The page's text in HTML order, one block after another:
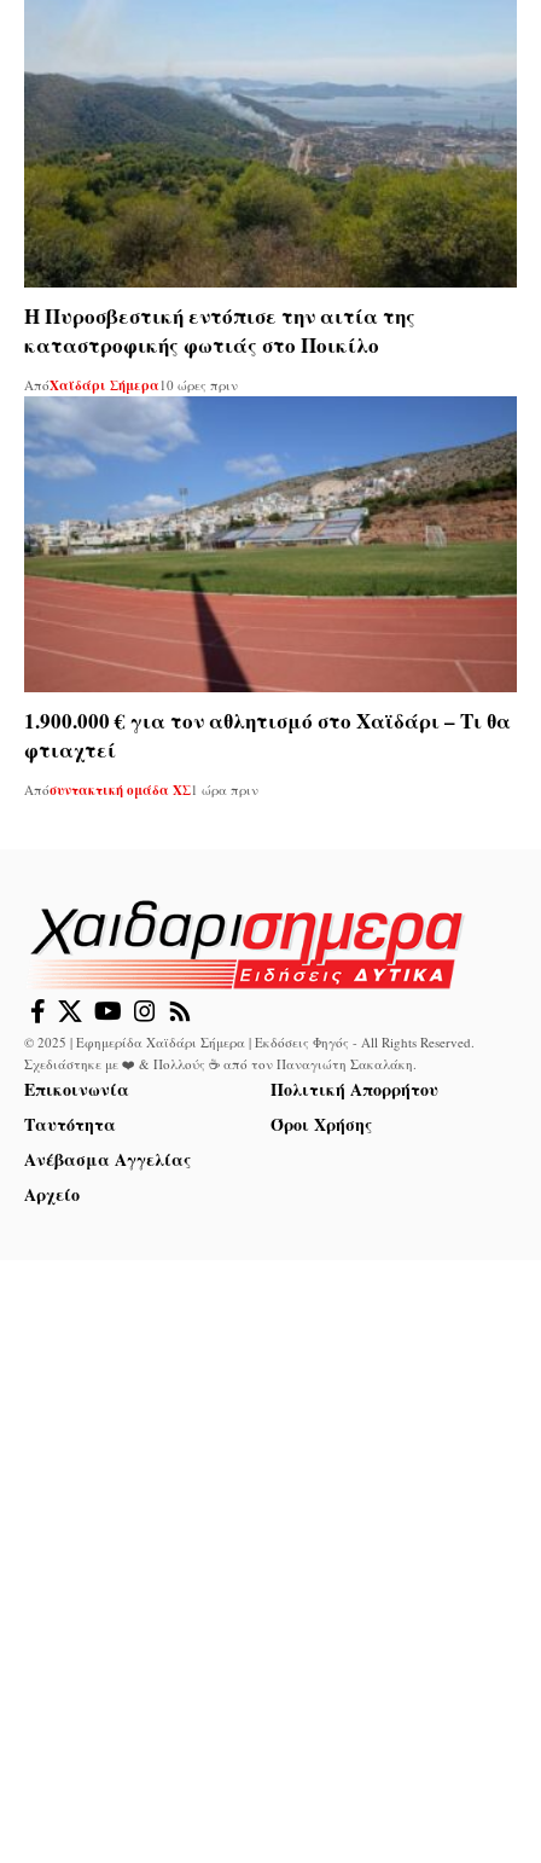
Η Πυροσβεστική εντόπισε την αιτία της
καταστροφικής φωτιάς στο Ποικίλο
ΑπόΧαϊδάρι Σήμερα10 ώρες πριν
1.900.000 € για τον αθλητισμό στο Χαϊδάρι – Τι θα
φτιαχτεί
Απόσυντακτική ομάδα ΧΣ1 ώρα πριν
© 2025 | Εφημερίδα Χαϊδάρι Σήμερα | Εκδόσεις Φηγός - All Rights Reserved.
Σχεδιάστηκε με ❤️ & Πολλούς ☕ από τον Παναγιώτη Σακαλάκη
Επικοινωνία
Ταυτότητα
Ανέβασμα Αγγελίας
Αρχείο
Πολιτική Απορρήτου
Όροι Χρήσης